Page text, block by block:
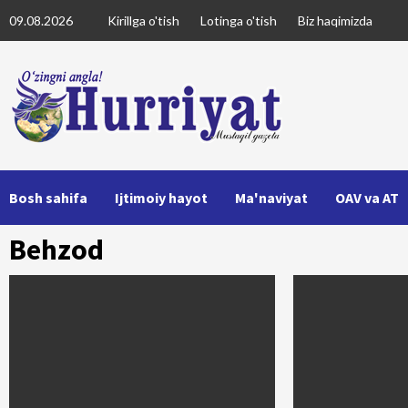
to
09.08.2026 Kirillga o'tish Lotinga o'tish Biz haqimizda
Bosh sahifa Ijtimoiy hayot Ma'naviyat OAV va AT
Behzod